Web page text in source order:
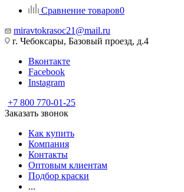
Сравнение товаров0
miravtokrasoc21@mail.ru
г. Чебоксары, Базовый проезд, д.4
Вконтакте
Facebook
Instagram
+7 800 770-01-25
Заказать звонок
Как купить
Компания
Контакты
Оптовым клиентам
Подбор краски
...